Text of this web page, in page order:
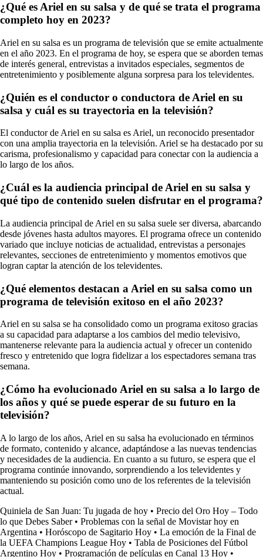
¿Qué es Ariel en su salsa y de qué se trata el programa
completo hoy en 2023?
Ariel en su salsa es un programa de televisión que se emite actualmente
en el año 2023. En el programa de hoy, se espera que se aborden temas
de interés general, entrevistas a invitados especiales, segmentos de
entretenimiento y posiblemente alguna sorpresa para los televidentes.
¿Quién es el conductor o conductora de Ariel en su
salsa y cuál es su trayectoria en la televisión?
El conductor de Ariel en su salsa es Ariel, un reconocido presentador
con una amplia trayectoria en la televisión. Ariel se ha destacado por su
carisma, profesionalismo y capacidad para conectar con la audiencia a
lo largo de los años.
¿Cuál es la audiencia principal de Ariel en su salsa y
qué tipo de contenido suelen disfrutar en el programa?
La audiencia principal de Ariel en su salsa suele ser diversa, abarcando
desde jóvenes hasta adultos mayores. El programa ofrece un contenido
variado que incluye noticias de actualidad, entrevistas a personajes
relevantes, secciones de entretenimiento y momentos emotivos que
logran captar la atención de los televidentes.
¿Qué elementos destacan a Ariel en su salsa como un
programa de televisión exitoso en el año 2023?
Ariel en su salsa se ha consolidado como un programa exitoso gracias
a su capacidad para adaptarse a los cambios del medio televisivo,
mantenerse relevante para la audiencia actual y ofrecer un contenido
fresco y entretenido que logra fidelizar a los espectadores semana tras
semana.
¿Cómo ha evolucionado Ariel en su salsa a lo largo de
los años y qué se puede esperar de su futuro en la
televisión?
A lo largo de los años, Ariel en su salsa ha evolucionado en términos
de formato, contenido y alcance, adaptándose a las nuevas tendencias
y necesidades de la audiencia. En cuanto a su futuro, se espera que el
programa continúe innovando, sorprendiendo a los televidentes y
manteniendo su posición como uno de los referentes de la televisión
actual.
Quiniela de San Juan: Tu jugada de hoy • Precio del Oro Hoy – Todo
lo que Debes Saber• Problemas con la señal de Movistar hoy en
Argentina • Horóscopo de Sagitario Hoy • La emoción de la Final de
la UEFA Champions League Hoy • Tabla de Posiciones del Fútbol
Argentino Hoy • Programación de películas en Canal 13 Hoy •